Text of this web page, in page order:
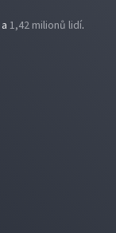
a 1,42 milionů lidí.